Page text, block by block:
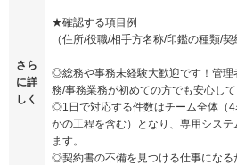
さら
に詳
しく
★確認する項目例
（住所/役職/相手方名称/印鑑の種類/契
◎総務や事務未経験大歓迎です！管理
務/事務業務が初めての方でも安心し
◎1日で対応する件数はチーム全体（
かの工程を含む）となり、専用シス
ます。
◎契約書の不備を見つける仕事になる